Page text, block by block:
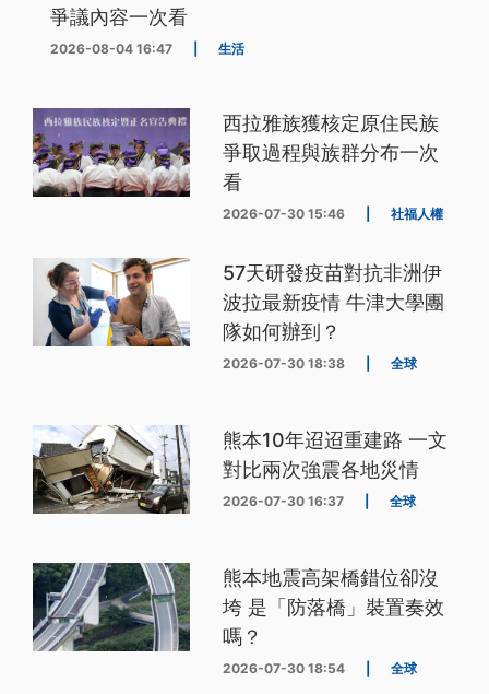
爭議內容一次看
2026-08-04 16:47 生活
西拉雅族獲核定原住民族
爭取過程與族群分布一次
看
2026-07-30 15:46 社福人權
57天研發疫苗對抗非洲伊
波拉最新疫情 牛津大學團
隊如何辦到？
2026-07-30 18:38 全球
熊本10年迢迢重建路 一文
對比兩次強震各地災情
2026-07-30 16:37 全球
熊本地震高架橋錯位卻沒
垮 是「防落橋」裝置奏效
嗎？
2026-07-30 18:54 全球